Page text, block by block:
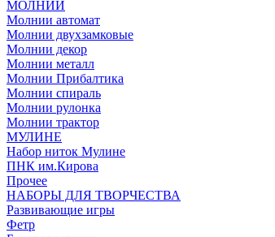
МОЛНИИ
Молнии автомат
Молнии двухзамковые
Молнии декор
Молнии металл
Молнии Прибалтика
Молнии спираль
Молнии рулонка
Молнии трактор
МУЛИНЕ
Набор ниток Мулине
ПНК им.Кирова
Прочее
НАБОРЫ ДЛЯ ТВОРЧЕСТВА
Развивающие игры
Фетр